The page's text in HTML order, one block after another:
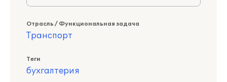
Отрасль / Функциональная задача
Транспорт
Теги
бухгалтерия